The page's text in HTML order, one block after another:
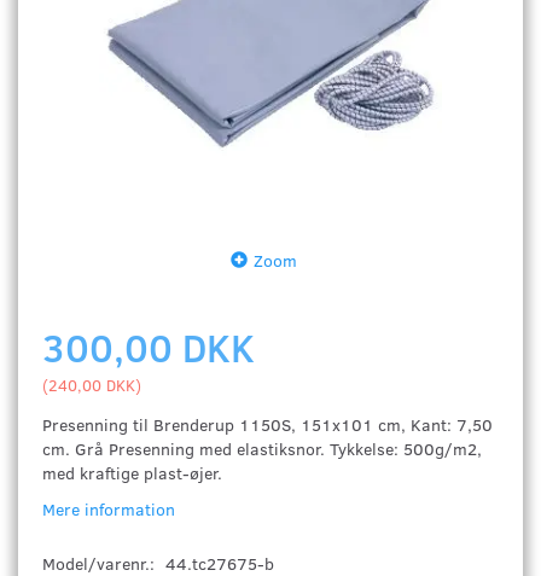
Zoom
300,00 DKK
(240,00 DKK)
Presenning til Brenderup 1150S, 151x101 cm, Kant: 7,50
cm. Grå Presenning med elastiksnor. Tykkelse: 500g/m2,
med kraftige plast-øjer.
Mere information
Model/varenr.: 44.tc27675-b